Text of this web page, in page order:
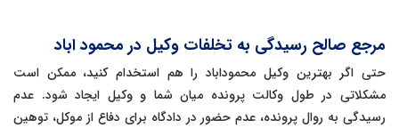
مرجع صالح رسیدگی به تخلفات وکیل در محمود اباد
حتی اگر بهترین وکیل محموداباد را هم استخدام کنید، ممکن است
مشکلاتی در طول وکالت پرونده میان شما و وکیل ایجاد شود. عدم
رسیدگی به روال پرونده، عدم حضور در دادگاه برای دفاع از موکل، توهین